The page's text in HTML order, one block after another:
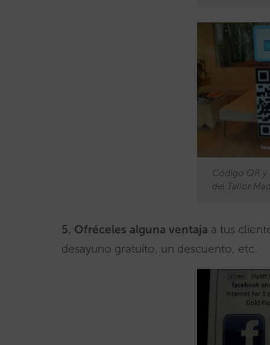
Código QR y
del Tailor
5. Ofréceles alguna ventaja a tus
desayuno gratuito, un descuento, etc.